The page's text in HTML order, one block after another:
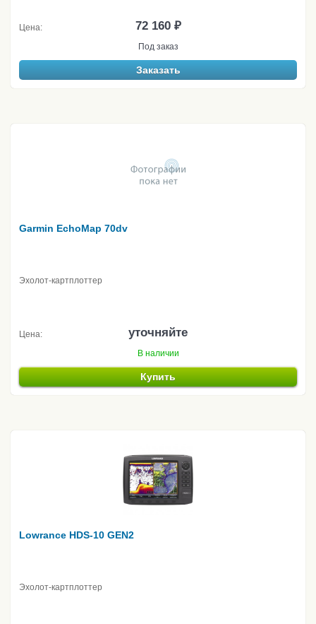
Цена: 72 160 ₽
Под заказ
Заказать
Garmin EchoMap 70dv
Эхолот-картплоттер
Цена: уточняйте
В наличии
Купить
Lowrance HDS-10 GEN2
Эхолот-картплоттер